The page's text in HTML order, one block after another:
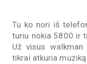
Tu ko nori iš
turiu nokia 5800 ir
Už visus
tikrai atkuria